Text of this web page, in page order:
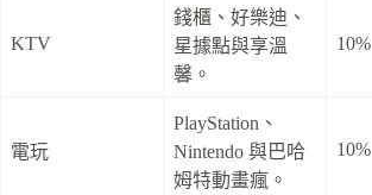
KTV
錢櫃、好樂迪、
星據點與享溫
馨。
10%
電玩
PlayStation、
Nintendo 與巴哈
姆特動畫瘋。
10%